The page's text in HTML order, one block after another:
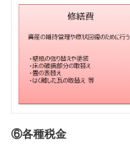
⑥各種税金